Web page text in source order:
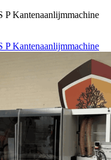
P Kantenaanlijmmachine
P Kantenaanlijmmachine